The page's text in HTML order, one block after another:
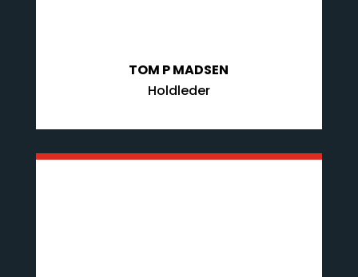
TOM P MADSEN
Holdleder